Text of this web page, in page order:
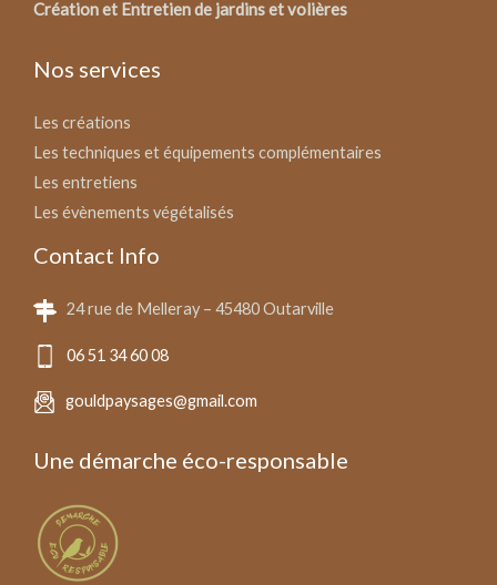
Création et Entretien de jardins et volières
Nos services
Les créations
Les techniques et équipements complémentaires
Les entretiens
Les évènements végétalisés
Contact Info
24 rue de Melleray – 45480 Outarville
06 51 34 60 08
gouldpaysages@gmail.com
Une démarche éco-responsable